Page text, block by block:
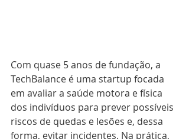
Com quase 5 anos de fundação, a
TechBalance é uma startup focada
em avaliar a saúde motora e física
dos indivíduos para prever possíveis
riscos de quedas e lesões e, dessa
forma, evitar incidentes. Na prática,